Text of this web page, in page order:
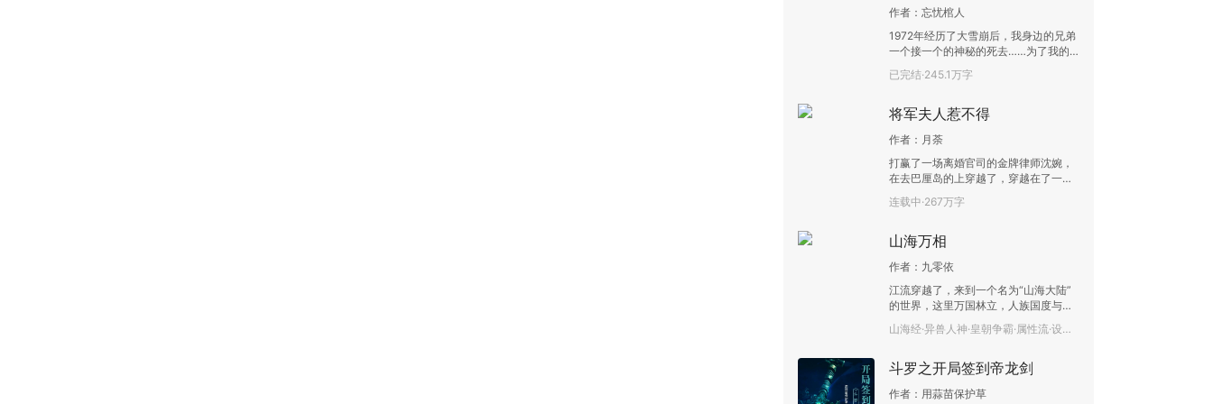
作者： 忘忧棺人
1972年经历了大雪崩后，我身边的兄弟
一个接一个的神秘的死去……为了我的
兄弟我和几位朋友凭着一张古老的藏宝
图来到神秘的西昆仑深处，并深入地下
船，河童索命…… 一系列诡异惊悚的事
的开始……
已完结·245.1万字
将军夫人惹不得
作者： 月荼
打赢了一场离婚官司的金牌律师沈婉，
在去巴厘岛的上穿越了，穿越在了一个
与她同名同姓的，想不开跳水自杀的夫
人身上。她原本只想好好养好身体，谋
逍遥日子去。……
连载中·267万字
山海万相
作者： 九零依
江流穿越了，来到一个名为“山海大陆”
的世界，这里万国林立，人族国度与异
人国度常年交战。 而记载在《山海经》
当中的异兽、鱼鸟、人神，全都成了上
觉醒上古神兽的种种能力进行战斗，此
启灵时意外获得一本金色书册，从此走
山海经·异兽人神·皇朝争霸·属性流·设定庞大·成长流·连载中·55.6万字
斗罗之开局签到帝龙剑
作者： 用蒜苗保护草